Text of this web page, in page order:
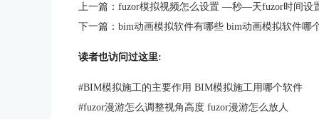
上一篇： fuzor模拟视频怎么设置 —秒—天fuzor时间设
下一篇： bim动画模拟软件有哪些 bim动画模拟软件哪
读者也访问过这里:
#BIM模拟施工的主要作用 BIM模拟施工用哪个软件
#fuzor漫游怎么调整视角高度 fuzor漫游怎么放人